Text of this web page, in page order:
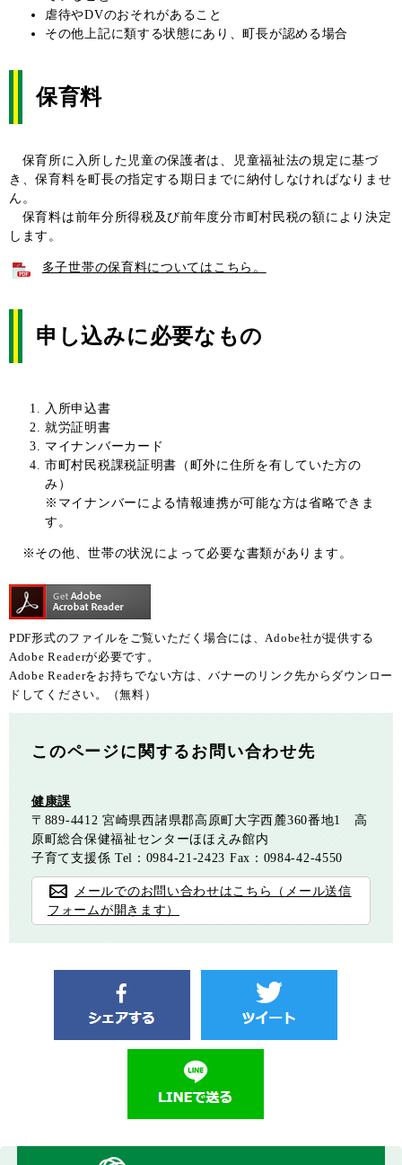
虐待やDVのおそれがあること
その他上記に類する状態にあり、町長が認める場合
保育料
保育所に入所した児童の保護者は、児童福祉法の規定に基づ
き、保育料を町長の指定する期日までに納付しなければなりませ
ん。
保育料は前年分所得税及び前年度分市町村民税の額により決定
します。
多子世帯の保育料についてはこちら。
申し込みに必要なもの
入所申込書
就労証明書
マイナンバーカード
市町村民税課税証明書（町外に住所を有していた方の
み）
※マイナンバーによる情報連携が可能な方は省略できま
す。
※その他、世帯の状況によって必要な書類があります。
PDF形式のファイルをご覧いただく場合には、Adobe社が提供する
Adobe Readerが必要です。
Adobe Readerをお持ちでない方は、バナーのリンク先からダウンロー
ドしてください。（無料）
このページに関するお問い合わせ先
健康課
〒889-4412 宮崎県西諸県郡高原町大字西麓360番地1 高
原町総合保健福祉センターほほえみ館内
子育て支援係 Tel：0984-21-2423 Fax：0984-42-4550
メールでのお問い合わせはこちら（メール送信
フォームが開きます）